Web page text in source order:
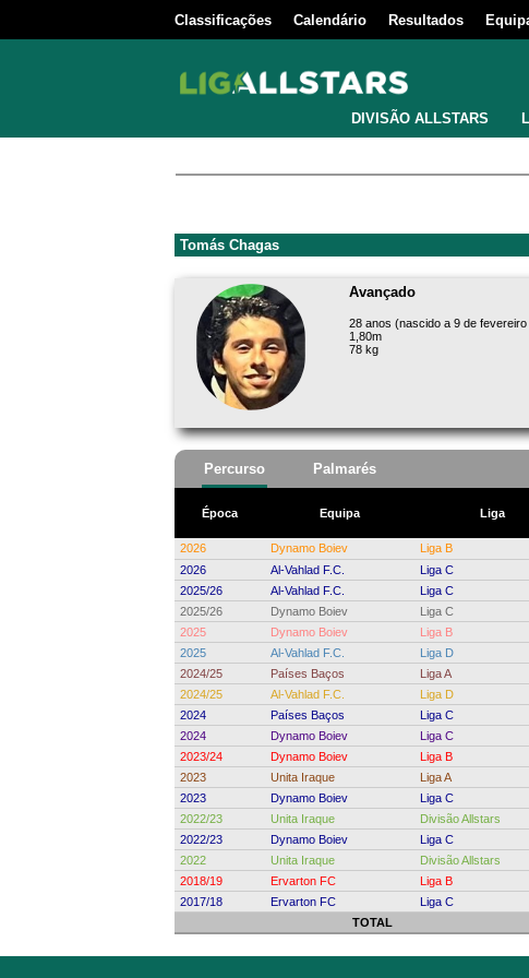
Classificações Calendário Resultados
DIVISÃO ALLSTARS
Tomás Chagas
Avançado
28 anos (nascido a 9 de fevereiro
1,80m
78 kg
Percurso Palmarés
Época Equipa Liga
2026
Dynamo Boiev Liga B
2026
Al-Vahlad F.C. Liga C
2025/26
Al-Vahlad F.C. Liga C
2025/26
Dynamo Boiev Liga C
2025
Dynamo Boiev Liga B
2025
Al-Vahlad F.C. Liga D
2024/25
Países Baços Liga A
2024/25
Al-Vahlad F.C. Liga D
2024
Países Baços Liga C
2024
Dynamo Boiev Liga C
2023/24
Dynamo Boiev Liga B
2023
Unita Iraque Liga A
2023
Dynamo Boiev Liga C
2022/23
Unita Iraque Divisão Allstars
2022/23
Dynamo Boiev Liga C
2022
Unita Iraque Divisão Allstars
2018/19
Ervarton FC Liga B
2017/18
Ervarton FC Liga C
TOTAL